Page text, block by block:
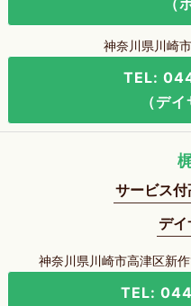
神奈川県川崎
TEL:
（デ
サービス
デ
神奈川県川崎市高津区新
TEL: